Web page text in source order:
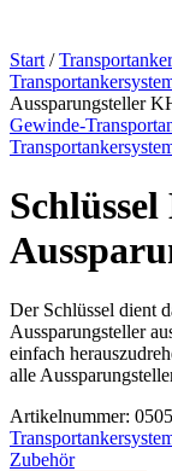
Start /
Aussparungsteller
Gewinde-
Der Schlüssel dient
Aussparungsteller
einfach
alle
Artikelnummer:
Zubehör